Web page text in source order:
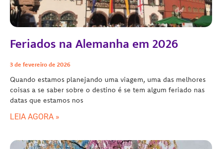
Feriados na Alemanha em 2026
3 de fevereiro de 2026
Quando estamos planejando uma viagem, uma das melhores
coisas a se saber sobre o destino é se tem algum feriado nas
datas que estamos nos
LEIA AGORA »